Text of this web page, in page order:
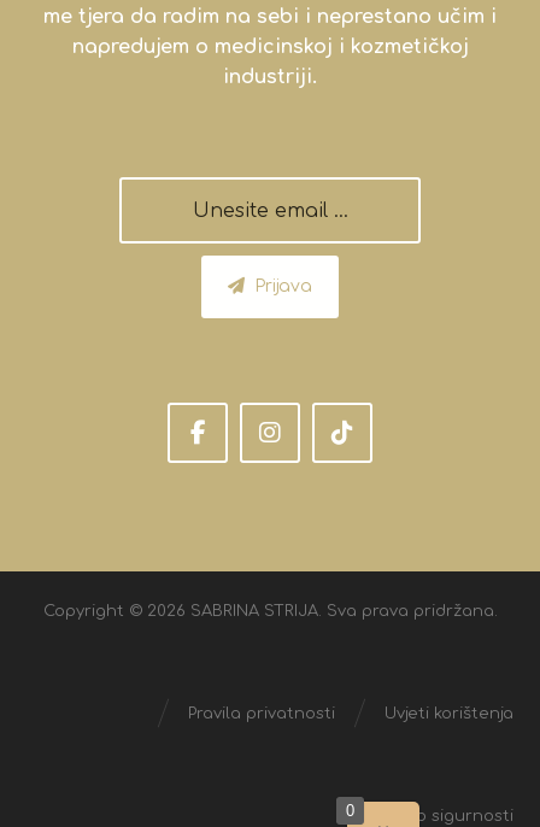
me tjera da radim na sebi i neprestano učim i
napredujem o medicinskoj i kozmetičkoj
industriji.
Prijava
Copyright © 2026 SABRINA STRIJA. Sva prava pridržana.
Uvjeti korištenja
Pravila privatnosti
Izjava o sigurnosti
0